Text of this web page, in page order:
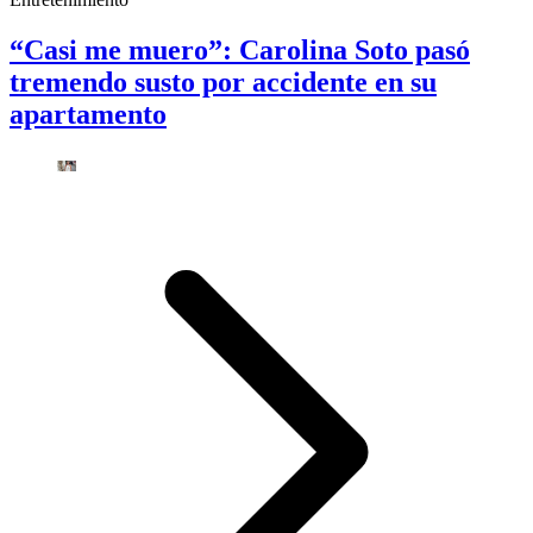
“Casi me muero”: Carolina Soto pasó
tremendo susto por accidente en su
apartamento